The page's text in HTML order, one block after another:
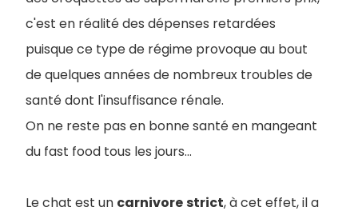
c'est en réalité des dépenses retardées
puisque ce type de régime provoque au bout
de quelques années de nombreux troubles de
santé dont l'insuffisance rénale.
On ne reste pas en bonne santé en mangeant
du fast food tous les jours...
Le chat est un carnivorestrict, à cet effet, il a